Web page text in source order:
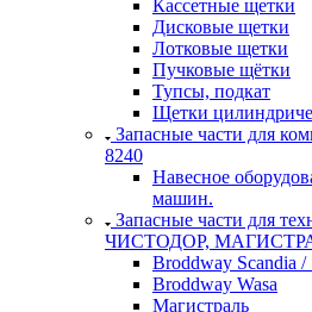
Кассетные щетки
Дисковые щетки
Лотковые щетки
Пучковые щётки
Тупсы, подкат
Щетки
Запасные части для
8240
Навесное
машин.
Запасные части для
ЧИСТОДОР,
Broddway Scandia /
Broddway Wasa
Магистраль